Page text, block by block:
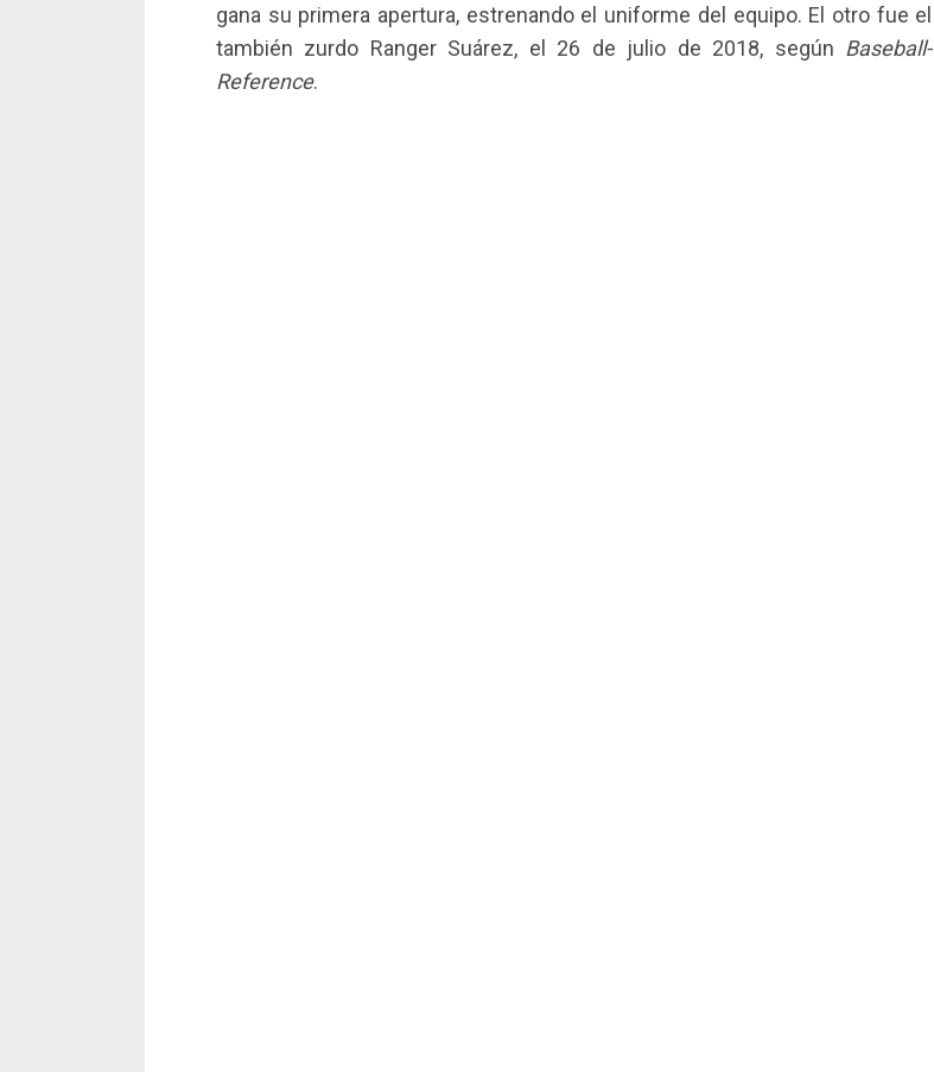
gana su primera apertura, estrenando el uniforme del equipo. El otro fue el
también zurdo Ranger Suárez, el 26 de julio de 2018, según Baseball-
Reference.